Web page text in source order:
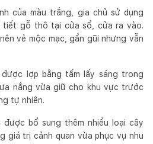
của màu trắng, gia chủ sử dụng
tiết gỗ thô tại cửa sổ, cửa ra vào.
vẻ mộc mạc, gần gũi nhưng vẫn
được lợp bằng tấm lấy sáng trong
nắng vừa giữ cho khu vực trước
tự nhiên.
được bổ sung thêm nhiều loại cây
giá trị cảnh quan vừa phục vụ nhu